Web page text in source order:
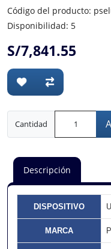
Código del producto:
Disponibilidad: 5
S/7,841.55
Cantidad
Descripción
DISPOSITIVO
MARCA